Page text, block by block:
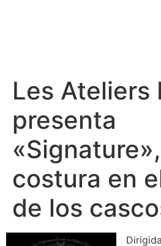
Les Ateliers
presenta
costura en
de los